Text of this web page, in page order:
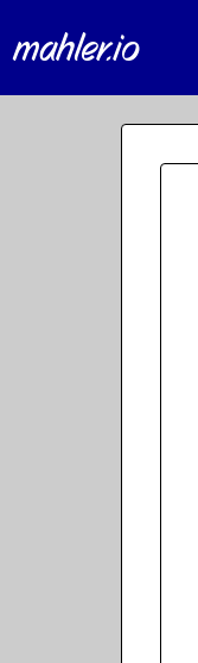
mahler.io